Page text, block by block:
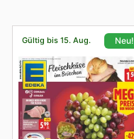
Gültig bis 15. Aug. Neu!